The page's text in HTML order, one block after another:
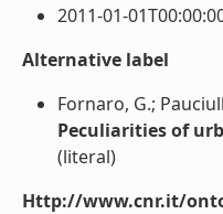
2011-01-
Alternative label
Fornaro, G.;
Peculiarities of
(literal)
Http://www.cnr.it/